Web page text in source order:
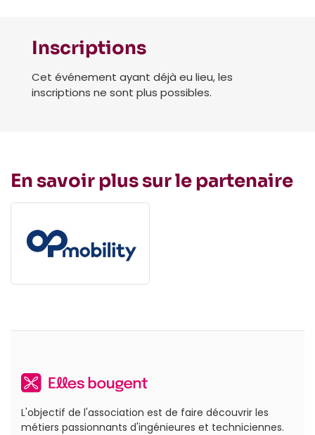
Inscriptions
Cet événement ayant déjà eu lieu, les
inscriptions ne sont plus possibles.
En savoir plus sur le partenaire
L'objectif de l'association est de faire découvrir les
métiers passionnants d'ingénieures et techniciennes.